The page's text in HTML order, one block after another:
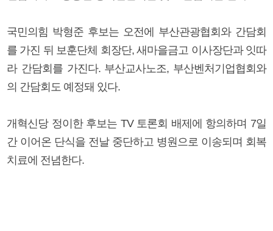
국민의힘 박형준 후보는 오전에 부산관광협회와 간담회
를 가진 뒤 보훈단체 회장단, 새마을금고 이사장단과 잇따
라 간담회를 가진다. 부산교사노조, 부산벤처기업협회와
의 간담회도 예정돼 있다.
개혁신당 정이한 후보는 TV 토론회 배제에 항의하며 7일
간 이어온 단식을 전날 중단하고 병원으로 이송되며 회복
치료에 전념한다.